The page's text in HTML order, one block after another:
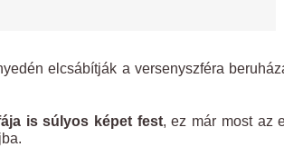
elcsábítják a versenyszféra
is súlyos képet fest, ez már most az